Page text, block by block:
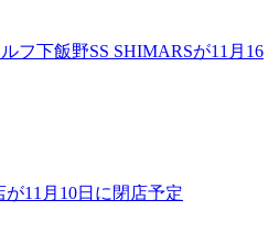
フ下飯野SS SHIMARSが11月16
が11月10日に閉店予定